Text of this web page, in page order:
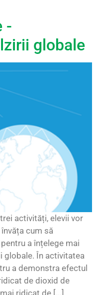
-
globale
activități, elevii vor
cum să
a înțelege mai
globale. În activitatea
a demonstra efectul
de dioxid de
ridicat de [...]